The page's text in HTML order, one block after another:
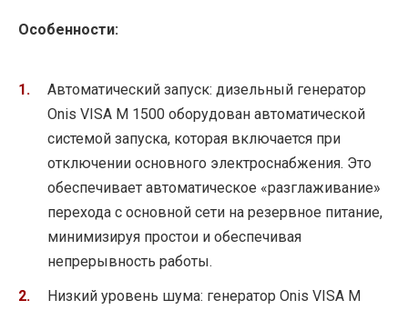
Особенности:
Автоматический запуск: дизельный генератор
Onis VISA M 1500 оборудован автоматической
системой запуска, которая включается при
отключении основного электроснабжения. Это
обеспечивает автоматическое «разглаживание»
перехода с основной сети на резервное питание,
минимизируя простои и обеспечивая
непрерывность работы.
Низкий уровень шума: генератор Onis VISA M